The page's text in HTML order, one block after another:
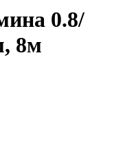
0.8/
8м